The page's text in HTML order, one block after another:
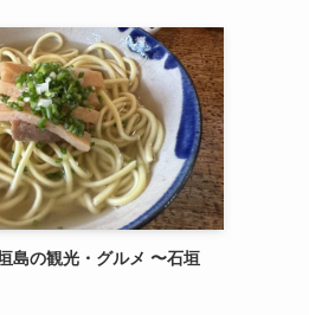
島の観光・グルメ 〜石垣